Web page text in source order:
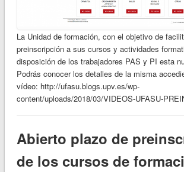
La Unidad de formación, con el objetivo de
preinscripción a sus cursos y actividades
disposición de los trabajadores PAS y PI esta
Podrás conocer los detalles de la misma
vídeo: http://ufasu.blogs.upv.es/wp-
content/uploads/2018/03/VIDEOS-UFASU-
Abierto plazo de
de los cursos de